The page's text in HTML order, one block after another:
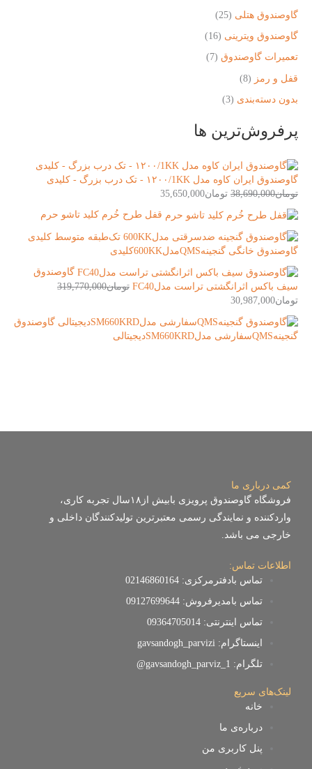
گاوصندوق هتلی (25)
گاوصندوق ویترینی (16)
تعمیرات گاوصندوق (7)
قفل و رمز (8)
بدون دسته‌بندی (3)
پرفروش‌ترین ها
گاوصندوق ایران کاوه مدل ۱۲۰۰/1KK - تک درب بزرگ - کلیدی
تومان38,690,000 تومان35,650,000
قفل طرح خُرم کلید تاشو حرم
گاوصندوق خانگی گنجینهQMSمدل600KKکلیدی
گاوصندوق
سیف باکس اثرانگشتی تراست مدلFC40
تومان319,770,000
تومان30,987,000
گاوصندوق
گنجینهQMSسفارشی مدلSM660KRDدیجیتالی
کمی درباری ما
فروشگاه گاوصندوق پرویزی بابیش از۱۸سال تجربه کاری،
واردکننده و نمایندگی رسمی معتبرترین تولیدکنندگان داخلی و
خارجی می باشد.
اطلاعات تماس:
تماس بادفترمرکزی: 02146860164
تماس بامدیرفروش: 09127699644
تماس اینترنتی: 09364705014
اینستاگرام: gavsandogh_parvizi
تلگرام: gavsandogh_parviz_1@
لینک‌های سریع
خانه
درباره‌ی ما
پنل کاربری من